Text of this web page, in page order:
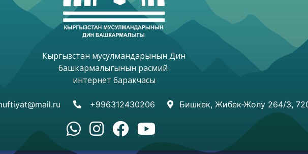
Кыргызстан мусулмандарынын Дин
башкармалыгынын расмий
интернет баракчасы
+996312430206 Бишкек, Жибек-Жолу 264/3,